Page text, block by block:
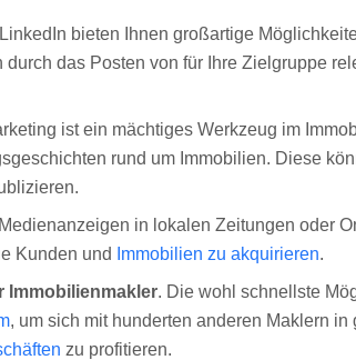
bieten Ihnen großartige
das Posten von für Ihre Zielgruppe
ist ein mächtiges Werkzeug im
rund um Immobilien. Diese
in lokalen Zeitungen oder
Kunden und
Immobilien zu akquirieren.
Immobilienmakler. Die wohl schnellste
, um sich mit hunderten anderen Maklern in
zu profitieren.